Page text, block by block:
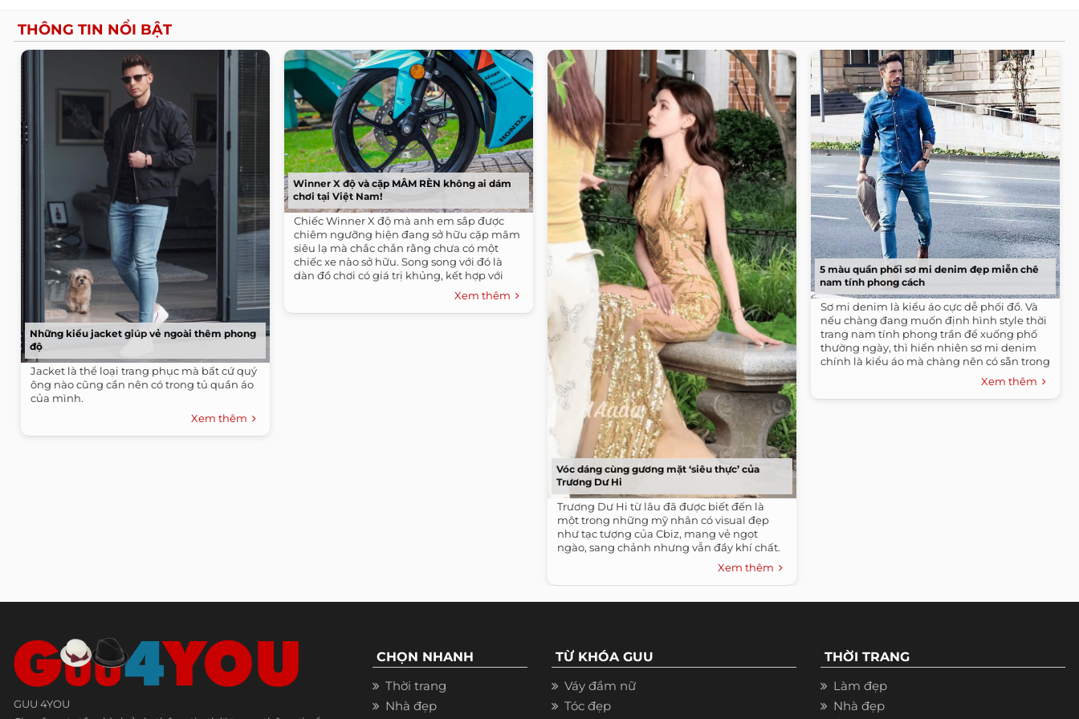
THÔNG TIN NỔI BẬT
Những kiểu jacket giúp vẻ ngoài thêm phong
độ
Jacket là thể loại trang phục mà bất cứ quý
ông nào cũng cần nên có trong tủ quần áo
của mình.
Xem thêm
Winner X độ và cặp MÂM RÈN không ai dám
chơi tại Việt Nam!
Chiếc Winner X độ mà anh em sắp được
chiêm ngưỡng hiện đang sở hữu cặp mâm
siêu lạ mà chắc chắn rằng chưa có một
chiếc xe nào sở hữu. Song song với đó là
dàn đồ chơi có giá trị khủng, kết hợp với
cặp mâm làm cho tổng thể trở nên hoàn
Xem thêm
Vóc dáng cùng gương mặt ‘siêu thực’ của
Trương Dư Hi
Trương Dư Hi từ lâu đã được biết đến là
một trong những mỹ nhân có visual đẹp
như tạc tượng của Cbiz, mang vẻ ngọt
ngào, sang chảnh nhưng vẫn đầy khí chất.
Xem thêm
5 màu quần phối sơ mi denim đẹp miễn chê
nam tính phong cách
Sơ mi denim là kiểu áo cực dễ phối đồ. Và
nếu chàng đang muốn định hình style thời
trang nam tính phong trần để xuống phố
thường ngày, thì hiển nhiên sơ mi denim
chính là kiểu áo mà chàng nên có sẵn trong
Xem thêm
GUU 4YOU
CHỌN NHANH
Thời trang
Nhà đẹp
TỪ KHÓA GUU
Váy đầm nữ
Tóc đẹp
THỜI TRANG
Làm đẹp
Nhà đẹp